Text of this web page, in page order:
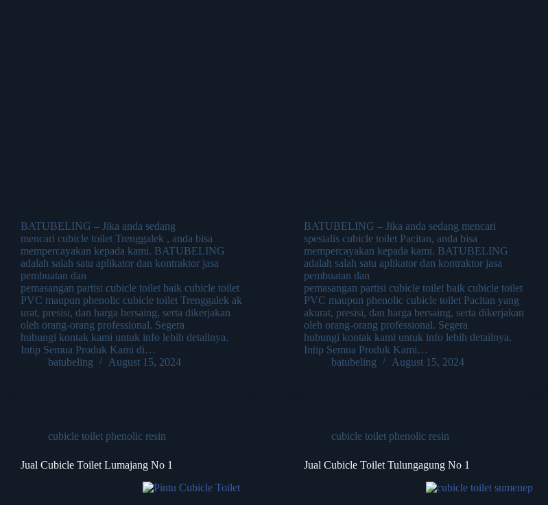
BATUBELING – Jika anda sedang
mencari cubicle toilet Trenggalek , anda bisa
mempercayakan kepada kami. BATUBELING
adalah salah satu aplikator dan kontraktor jasa
pembuatan dan
pemasangan partisi cubicle toilet baik cubicle toilet
PVC maupun phenolic cubicle toilet Trenggalek ak
urat, presisi, dan harga bersaing, serta dikerjakan
oleh orang-orang professional. Segera
hubungi kontak kami untuk info lebih detailnya.
Intip Semua Produk Kami di…
batubeling
August 15, 2024
BATUBELING – Jika anda sedang mencari
spesialis cubicle toilet Pacitan, anda bisa
mempercayakan kepada kami. BATUBELING
adalah salah satu aplikator dan kontraktor jasa
pembuatan dan
pemasangan partisi cubicle toilet baik cubicle toilet
PVC maupun phenolic cubicle toilet Pacitan yang
akurat, presisi, dan harga bersaing, serta dikerjakan
oleh orang-orang professional. Segera
hubungi kontak kami untuk info lebih detailnya.
Intip Semua Produk Kami…
batubeling
August 15, 2024
cubicle toilet phenolic resin
Jual Cubicle Toilet Lumajang No 1
cubicle toilet phenolic resin
Jual Cubicle Toilet Tulungagung No 1